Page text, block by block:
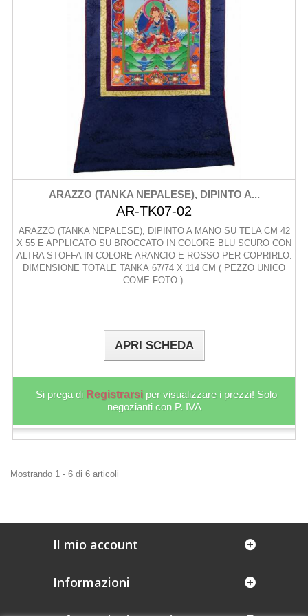
ARAZZO (TANKA NEPALESE), DIPINTO A...
AR-TK07-02
ARAZZO (TANKA NEPALESE), DIPINTO A MANO SU TELA CM 42
X 55 E APPLICATO SU BROCCATO IN COLORE BLU SCURO CON
ALTRA STOFFA IN COLORE ARANCIO E ROSSO PER COPRIRLO.
DIMENSIONE TOTALE TANKA 67/74 X 114 CM ( PEZZO UNICO
COME FOTO ).
APRI SCHEDA
Si prega di Registrarsi per visualizzare i prezzi! Solo
negozianti con P. IVA
Mostrando 1 - 6 di 6 articoli
Il mio account
Informazioni